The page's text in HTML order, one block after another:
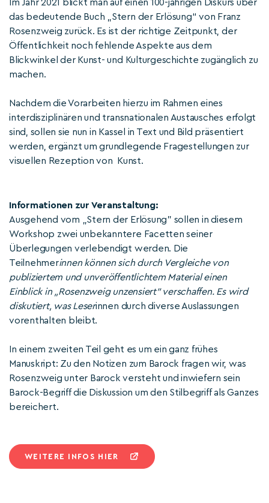
Im Jahr 2021 blickt man auf einen 100-jährigen Diskurs über
das bedeutende Buch „Stern der Erlösung“ von Franz
Rosenzweig zurück. Es ist der richtige Zeitpunkt, der
Öffentlichkeit noch fehlende Aspekte aus dem
Blickwinkel der Kunst- und Kulturgeschichte zugänglich zu
machen.
Nachdem die Vorarbeiten hierzu im Rahmen eines
interdisziplinären und transnationalen Austausches erfolgt
sind, sollen sie nun in Kassel in Text und Bild präsentiert
werden, ergänzt um grundlegende Fragestellungen zur
visuellen Rezeption von Kunst.
Informationen zur Veranstaltung:
Ausgehend vom „Stern der Erlösung" sollen in diesem
Workshop zwei unbekanntere Facetten seiner
Überlegungen verlebendigt werden. Die
Teilnehmerinnen können sich durch Vergleiche von
publiziertem und unveröffentlichtem Material einen
Einblick in „Rosenzweig unzensiert" verschaffen. Es wird
diskutiert, was Leserinnen durch diverse Auslassungen
vorenthalten bleibt.
In einem zweiten Teil geht es um ein ganz frühes
Manuskript: Zu den Notizen zum Barock fragen wir, was
Rosenzweig unter Barock versteht und inwiefern sein
Barock-Begriff die Diskussion um den Stilbegriff als Ganzes
bereichert.
WEITERE INFOS HIER